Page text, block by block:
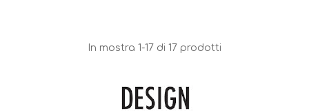
In mostra 1-17 di 17 prodotti